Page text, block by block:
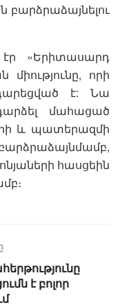
բարձրաձայնելու
«Երիտասարդ
որի
է: Նա
մահացած
և պատերազմի
հասցեին
է բոլոր